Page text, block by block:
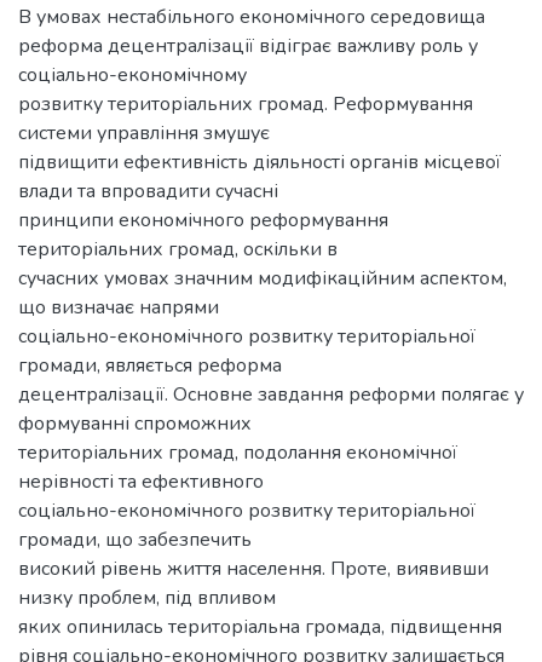
В умовах нестабільного економічного середовища
реформа децентралізації відіграє важливу роль у
соціально-економічному
розвитку територіальних громад. Реформування
системи управління змушує
підвищити ефективність діяльності органів місцевої
влади та впровадити сучасні
принципи економічного реформування
територіальних громад, оскільки в
сучасних умовах значним модифікаційним аспектом,
що визначає напрями
соціально-економічного розвитку територіальної
громади, являється реформа
децентралізації. Основне завдання реформи полягає у
формуванні спроможних
територіальних громад, подолання економічної
нерівності та ефективного
соціально-економічного розвитку територіальної
громади, що забезпечить
високий рівень життя населення. Проте, виявивши
низку проблем, під впливом
яких опинилась територіальна громада, підвищення
рівня соціально-економічного розвитку залишається